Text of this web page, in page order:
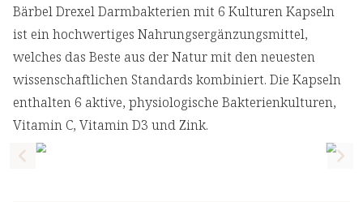
Bärbel Drexel Darmbakterien mit 6 Kulturen Kapseln
ist ein hochwertiges Nahrungsergänzungsmittel,
welches das Beste aus der Natur mit den neuesten
wissenschaftlichen Standards kombiniert. Die Kapseln
enthalten 6 aktive, physiologische Bakterienkulturen,
Vitamin C, Vitamin D3 und Zink.
Previous slide